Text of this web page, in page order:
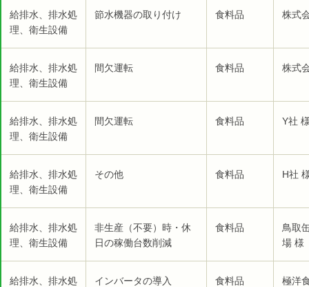
給排水、排水処
理、衛生設備
節水機器の取り付け 食料品 株式
給排水、排水処
理、衛生設備
間欠運転 食料品 株式
給排水、排水処
理、衛生設備
間欠運転 食料品 Y社
給排水、排水処
理、衛生設備
その他 食料品 H社
給排水、排水処
理、衛生設備
非生産（不要）時・休
日の稼働台数削減
食料品
鳥取
場 様
給排水、排水処
インバータの導入 食料品
極洋